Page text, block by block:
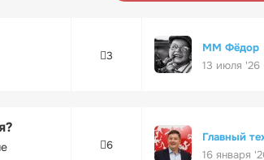
3
ММ Фёдор
13 июля '26
6
Главный
16 января